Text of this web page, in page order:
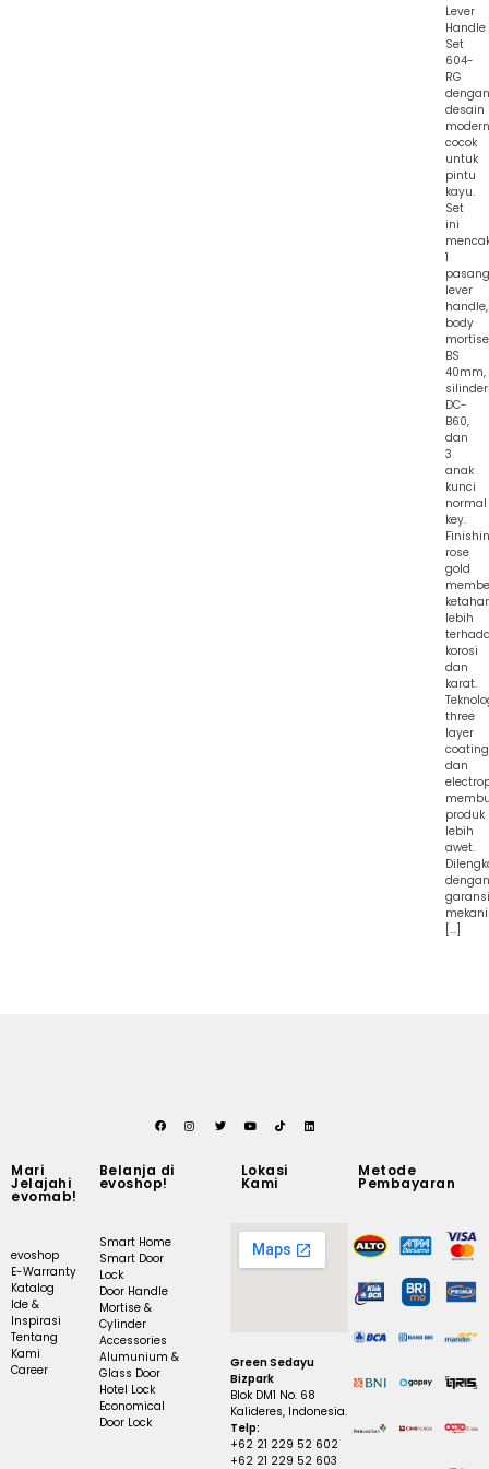
Lever
Handle
Set
604-
RG
dengan
desain
modern
cocok
untuk
pintu
kayu.
Set
ini
1
pasang
lever
handle,
body
mortise
BS
40mm,
silinder
DC-
B60,
dan
3
anak
kunci
normal
key.
rose
gold
lebih
korosi
dan
karat.
three
layer
coating
dan
produk
lebih
awet.
dengan
garansi
[…]
Mari
Jelajahi
evomab!
evoshop
E-Warranty
Katalog
Ide &
Inspirasi
Tentang
Kami
Career
Belanja di
evoshop!
Smart Home
Smart Door
Lock
Door Handle
Mortise &
Cylinder
Accessories
Alumunium &
Glass Door
Hotel Lock
Economical
Door Lock
Lokasi
Kami
Green Sedayu
Bizpark
Blok DM1 No. 68
Kalideres, Indonesia.
Telp:
+62 21 229 52 602
+62 21 229 52 603
Metode
Pembayaran